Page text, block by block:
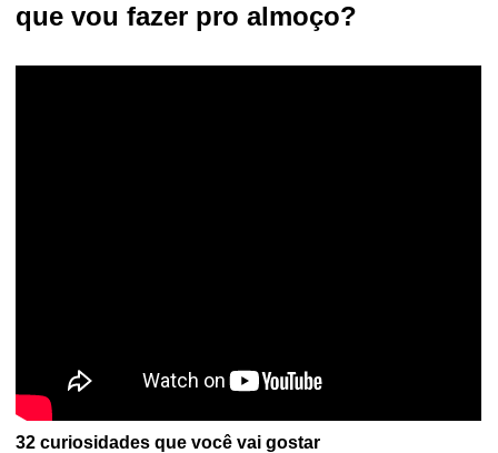
que vou fazer pro almoço?
32 curiosidades que você vai gostar